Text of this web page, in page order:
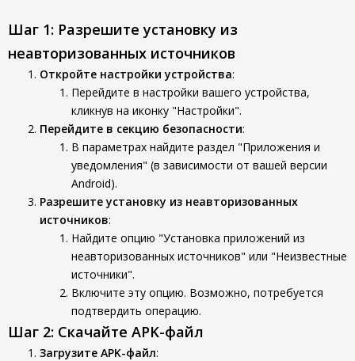
Шаг 1: Разрешите установку из
неавторизованных источников
Откройте настройки устройства:
Перейдите в настройки вашего устройства,
кликнув на иконку "Настройки".
Перейдите в секцию безопасности:
В параметрах найдите раздел "Приложения и
уведомления" (в зависимости от вашей версии
Android).
Разрешите установку из неавторизованных
источников:
Найдите опцию "Установка приложений из
неавторизованных источников" или "Неизвестные
источники".
Включите эту опцию. Возможно, потребуется
подтвердить операцию.
Шаг 2: Скачайте APK-файл
Загрузите APK-файл: